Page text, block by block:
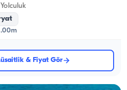
& Fiyat Gör